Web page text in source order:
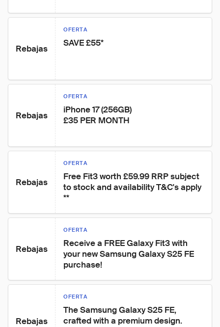
Rebajas
OFERTA
SAVE £55*
Rebajas
OFERTA
iPhone 17 (256GB)
£35 PER MONTH
Rebajas
OFERTA
Free Fit3 worth £59.99 RRP subject
to stock and availability T&C's apply
**
Rebajas
OFERTA
Receive a FREE Galaxy Fit3 with
your new Samsung Galaxy S25 FE
purchase!
Rebajas
OFERTA
The Samsung Galaxy S25 FE,
crafted with a premium design.